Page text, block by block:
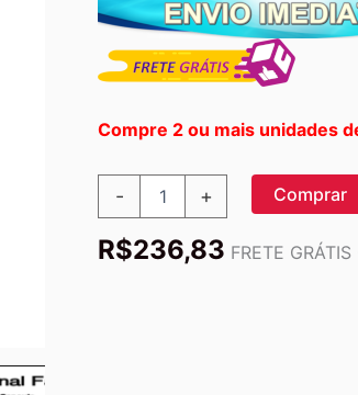
Compre 2 ou mais unidades
-
de
+ Comprar
R$236,83 FRETE